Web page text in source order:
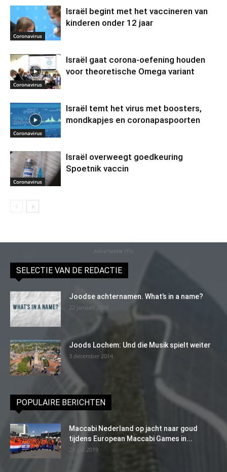
Coronavirus
Israël begint met het vaccineren van
kinderen onder 12 jaar
Coronavirus
Israël gaat corona-oefening houden
voor theoretische Omega variant
Coronavirus
Israël temt het virus met boosters,
mondkapjes en coronapaspoorten
Coronavirus
Israël overweegt goedkeuring
Spoetnik vaccin
Advertentie (11)
SELECTIE VAN DE REDACTIE
Joodse achternamen. What’s in a name?
22 januari 2016
Joods Lochem: Und die Musik spielt weiter
3 december 2014
POPULAIRE BERICHTEN
Maccabi Nederland op jacht naar goud
tijdens European Maccabi Games in...
29 juli 2019